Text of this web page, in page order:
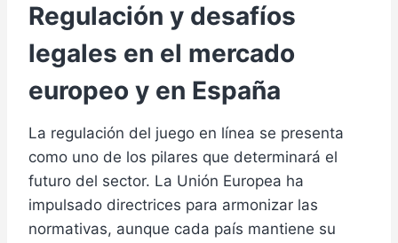
Regulación y desafíos
legales en el mercado
europeo y en España
La regulación del juego en línea se presenta
como uno de los pilares que determinará el
futuro del sector. La Unión Europea ha
impulsado directrices para armonizar las
normativas, aunque cada país mantiene su